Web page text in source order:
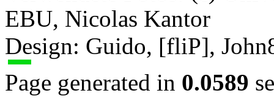
EBU, Nicolas Kantor
Design: Guido, [fliP],
Page generated in 0.0589